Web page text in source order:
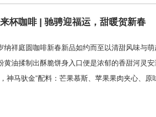
杯咖啡 | 驰骋迎福运，甜暖贺新春
纳祥庭圆咖啡新春新品如约而至以清甜风味与
黄油揉制出酥脆饼身入口便是浓郁的香甜河灵
神马驮金”配料：芒果慕斯、苹果果肉夹心、原